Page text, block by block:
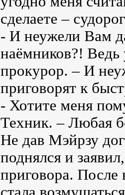
сделаете –
- И неужели Вам
наёмников?! Ведь
прокурор. – И
приговорят к
- Хотите меня
Техник. – Любая
Не дав Мэйрзу
поднялся и
приговора. После